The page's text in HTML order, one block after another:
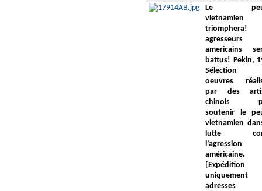
Le
vietnamien
triomphera!
agresseurs
americains
battus! Pekin,
Sélection
oeuvres
par des
chinois
soutenir le
vietnamien
lutte
l’agression
américaine.
[Expédition
uniquement
adresses